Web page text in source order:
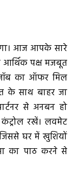
आज आपके सारे
पक्ष मजबूत
का ऑफर मिल
के साथ बाहर जा
से अनबन हो
रखें। लवमेट
घर में खुशियों
का पाठ करने से